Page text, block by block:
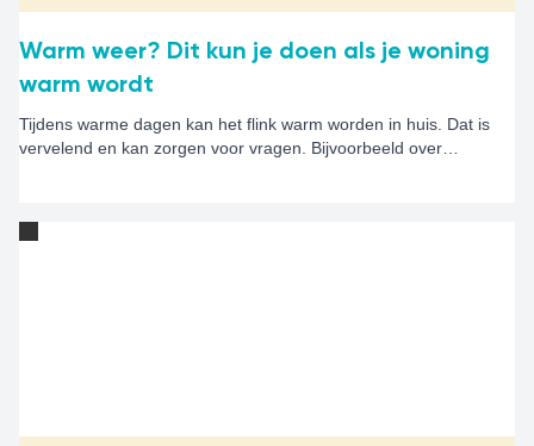
Warm weer? Dit kun je doen als je woning
warm wordt
Tijdens warme dagen kan het flink warm worden in huis. Dat is
vervelend en kan zorgen voor vragen. Bijvoorbeeld over
wanneer je contact kunt opnemen met Alwel.